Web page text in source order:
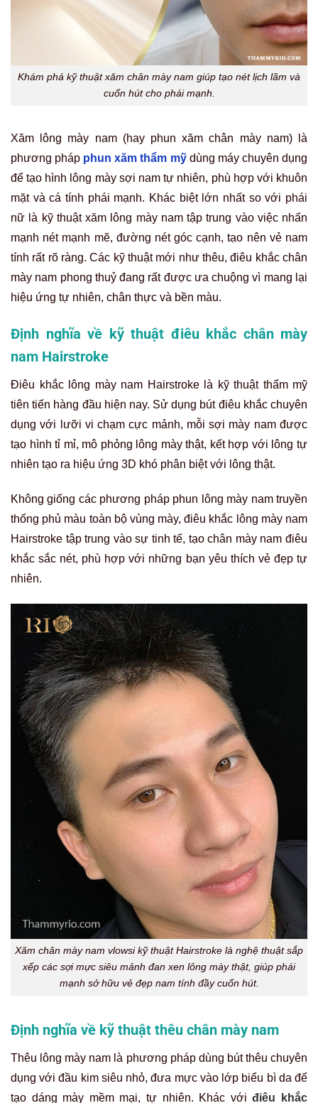
Khám phá kỹ thuật xăm chân mày nam giúp tạo nét lịch lãm và
cuốn hút cho phái mạnh.
Xăm lông mày nam (hay phun xăm chân mày nam) là
phương pháp phun xăm thẩm mỹdùng máy chuyên dụng
để tạo hình lông mày sợi nam tự nhiên, phù hợp với khuôn
mặt và cá tính phái mạnh. Khác biệt lớn nhất so với phái
nữ là kỹ thuật xăm lông mày nam tập trung vào việc nhấn
mạnh nét mạnh mẽ, đường nét góc cạnh, tạo nên vẻ nam
tính rất rõ ràng. Các kỹ thuật mới như thêu, điêu khắc chân
mày nam phong thuỷ đang rất được ưa chuộng vì mang lại
hiệu ứng tự nhiên, chân thực và bền màu.
Định nghĩa về kỹ thuật điêu khắc chân mày
nam Hairstroke
Điêu khắc lông mày nam Hairstroke là kỹ thuật thẩm mỹ
tiên tiến hàng đầu hiện nay. Sử dụng bút điêu khắc chuyên
dụng với lưỡi vi chạm cực mảnh, mỗi sợi mày nam được
tạo hình tỉ mỉ, mô phỏng lông mày thật, kết hợp với lông tự
nhiên tạo ra hiệu ứng 3D khó phân biệt với lông thật.
Không giống các phương pháp phun lông mày nam truyền
thống phủ màu toàn bộ vùng mày, điêu khắc lông mày nam
Hairstroke tập trung vào sự tinh tế, tạo chân mày nam điêu
khắc sắc nét, phù hợp với những bạn yêu thích vẻ đẹp tự
nhiên.
Xăm chân mày nam vlowsi kỹ thuật Hairstroke là nghệ thuật sắp
xếp các sợi mực siêu mảnh đan xen lông mày thật, giúp phái
mạnh sở hữu vẻ đẹp nam tính đầy cuốn hút.
Định nghĩa về kỹ thuật thêu chân mày nam
Thêu lông mày nam là phương pháp dùng bút thêu chuyên
dụng với đầu kim siêu nhỏ, đưa mực vào lớp biểu bì da để
tạo dáng mày mềm mại, tự nhiên. Khác vớiđiêu khắc